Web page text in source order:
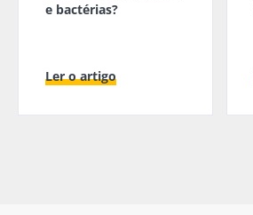
e bactérias?
Ler o artigo